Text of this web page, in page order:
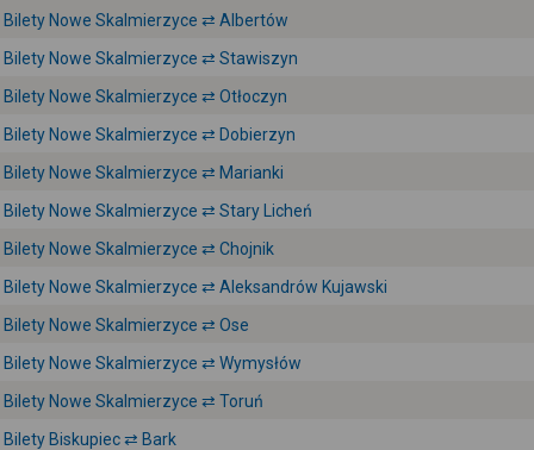
Bilety Nowe Skalmierzyce ⇄ Albertów
Bilety Nowe Skalmierzyce ⇄ Stawiszyn
Bilety Nowe Skalmierzyce ⇄ Otłoczyn
Bilety Nowe Skalmierzyce ⇄ Dobierzyn
Bilety Nowe Skalmierzyce ⇄ Marianki
Bilety Nowe Skalmierzyce ⇄ Stary Licheń
Bilety Nowe Skalmierzyce ⇄ Chojnik
Bilety Nowe Skalmierzyce ⇄ Aleksandrów Kujawski
Bilety Nowe Skalmierzyce ⇄ Ose
Bilety Nowe Skalmierzyce ⇄ Wymysłów
Bilety Nowe Skalmierzyce ⇄ Toruń
Bilety Biskupiec ⇄ Bark